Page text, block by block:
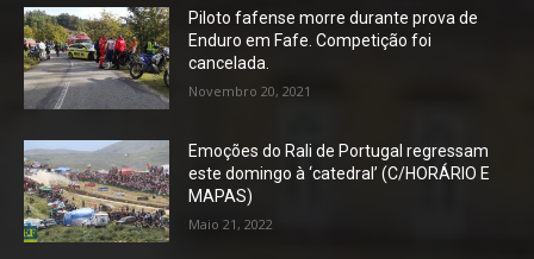
Piloto fafense morre durante prova de
Enduro em Fafe. Competição foi
cancelada.
Novembro 20, 2021
Emoções do Rali de Portugal regressam
este domingo à ‘catedral’ (C/HORÁRIO E
MAPAS)
Maio 21, 2022